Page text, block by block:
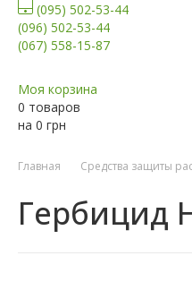
(095) 502-53-44
(096) 502-53-44
(067) 558-15-87
Моя корзина
0 товаров
на 0 грн
Главная Средства защиты
Гербицид